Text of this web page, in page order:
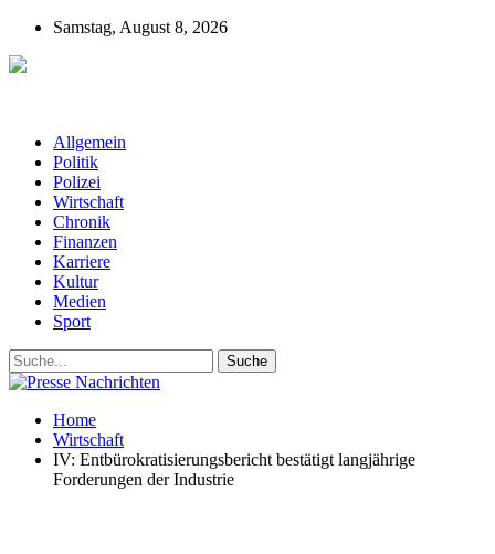
Samstag, August 8, 2026
Allgemein
Politik
Polizei
Wirtschaft
Chronik
Finanzen
Karriere
Kultur
Medien
Sport
Home
Wirtschaft
IV: Entbürokratisierungsbericht bestätigt langjährige
Forderungen der Industrie